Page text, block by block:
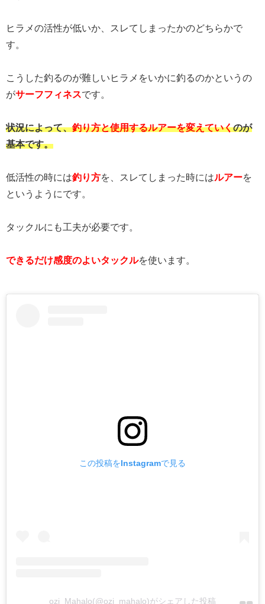
ヒラメの活性が低いか、スレてしまったかのどちらかで
す。
こうした釣るのが難しいヒラメをいかに釣るのかというの
がサーフフィネスです。
状況によって、釣り方と使用するルアーを変えていくのが
基本です。
低活性の時には釣り方を、スレてしまった時にはルアーを
というようにです。
タックルにも工夫が必要です。
できるだけ感度のよいタックルを使います。
この投稿をInstagramで見る
ozi_Mahalo(@ozi_mahalo)がシェアした投稿